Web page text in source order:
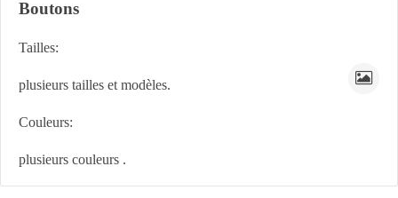
Boutons
Tailles:
plusieurs tailles et modèles.
Couleurs:
plusieurs couleurs .